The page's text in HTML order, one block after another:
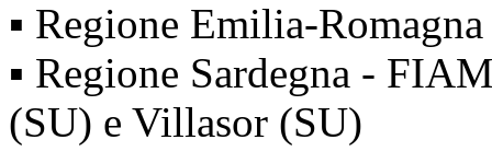
▪ Regione Emilia-
▪ Regione Sardegna -
(SU) e Villasor (SU)